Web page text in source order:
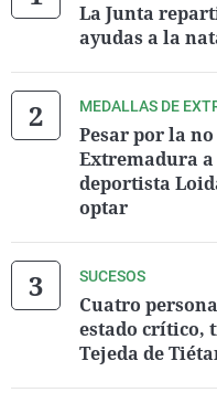
La Junta
ayudas a la
MEDALLAS DE
Pesar por la
Extremadura
deportista
optar
SUCESOS
Cuatro
estado crítico,
Tejeda de